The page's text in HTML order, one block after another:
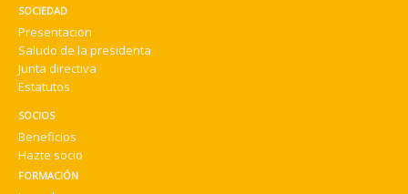
SOCIEDAD
Presentacion
Saludo de la presidenta
Junta directiva
Estatutos
SOCIOS
Beneficios
Hazte socio
FORMACIÓN